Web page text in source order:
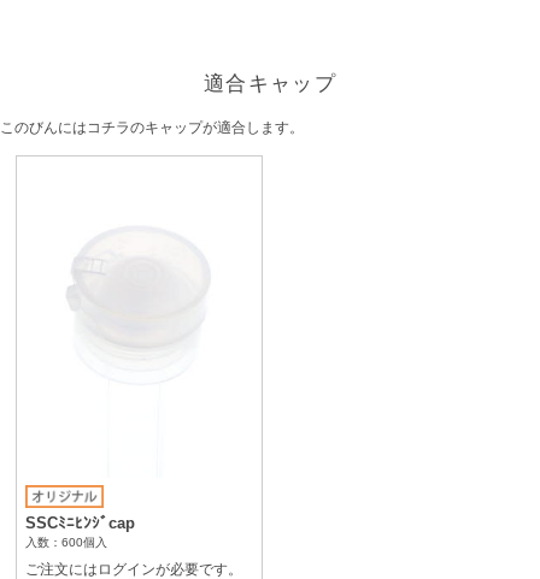
適合キャップ
このびんにはコチラのキャップが適合します。
SSCﾐﾆﾋﾝｼﾞcap
入数：600個入
ご注文にはログインが必要です。